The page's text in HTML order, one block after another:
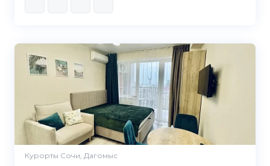
Курорты Сочи, Дагомыс